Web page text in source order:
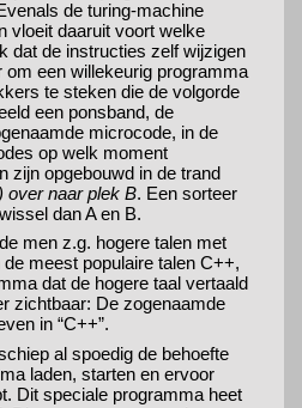
de turing-machine
vloeit daaruit voort welke
dat de instructies zelf wijzigen
een willekeurig programma
te steken die de volgorde
een ponsband, de
microcode, in de
op welk moment
zijn opgebouwd in de trand
over naar plek B. Een sorteer
dan A en B.
men z.g. hogere talen met
meest populaire talen C++,
dat de hogere taal vertaald
zichtbaar: De zogenaamde
in “C++”.
al spoedig de behoefte
laden, starten en ervoor
Dit speciale programma heet